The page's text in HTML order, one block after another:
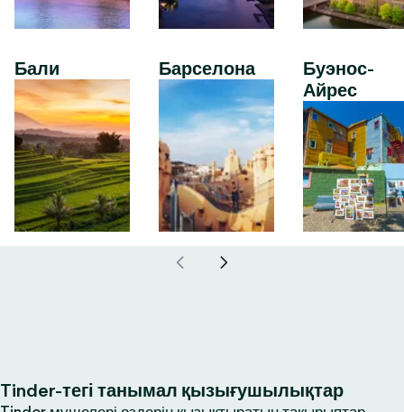
Бали Барселона
Буэнос-
Айрес
Tinder-тегі танымал қызығушылықтар